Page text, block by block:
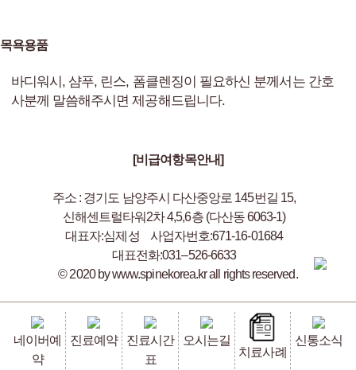
목욕용품
바디워시, 샴푸, 린스, 폼클렌징이 필요하신 분께서는 간호
사분께 말씀해주시면 제공해드립니다.
[비급여항목안내]
주소 : 경기도 남양주시 다산중앙로 145번길 15,
신해센트럴타워2차 4,5,6층 (다산동 6063-1)
대표자:심제성
사업자번호:671-16-01684
대표전화:031–526-6633
© 2020 by www.spinekorea.kr all rights reserved.
네이버예
약
진료예약
진료시간
표
오시는길
치료사례
신통소식